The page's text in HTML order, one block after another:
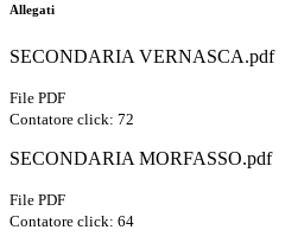
Allegati
SECONDARIA VERNASCA.pdf
File PDF
Contatore click: 72
SECONDARIA MORFASSO.pdf
File PDF
Contatore click: 64